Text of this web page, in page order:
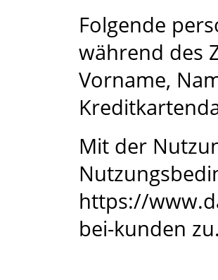
Folgende
während des
Vorname,
Mit der
https://
bei-kunden